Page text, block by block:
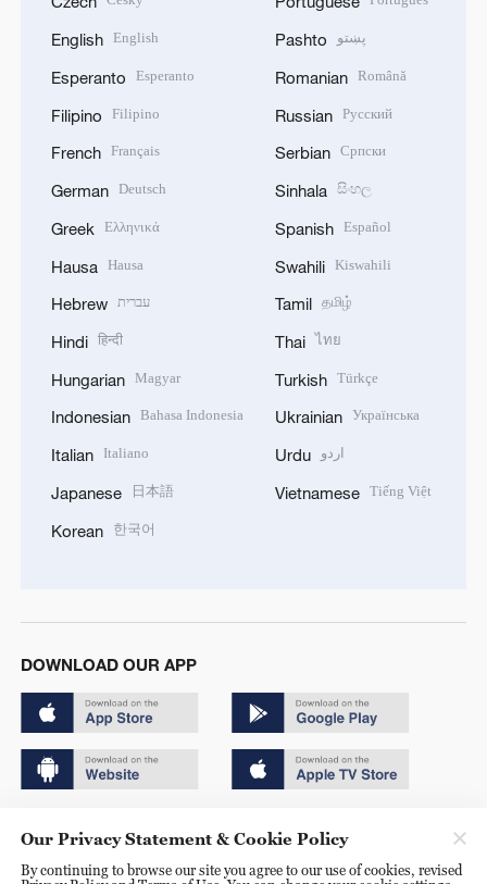
English English
Esperanto Esperanto
Filipino Filipino
French Français
German Deutsch
Greek Ελληνικά
Hausa Hausa
Hebrew עברית
Hindi हिन्दी
Hungarian Magyar
Indonesian Bahasa Indonesia
Italian Italiano
Japanese 日本語
Korean 한국어
Pashto پښتو
Romanian Română
Russian Русский
Serbian Српски
Sinhala සිංහල
Spanish Español
Swahili Kiswahili
Tamil தமிழ்
Thai ไทย
Turkish Türkçe
Ukrainian Українська
Urdu اردو
Vietnamese Tiếng Việt
DOWNLOAD OUR APP
京ICP备20000184号
Our Privacy Statement & Cookie Policy
By continuing to browse our site you agree to our use of cookies, revised